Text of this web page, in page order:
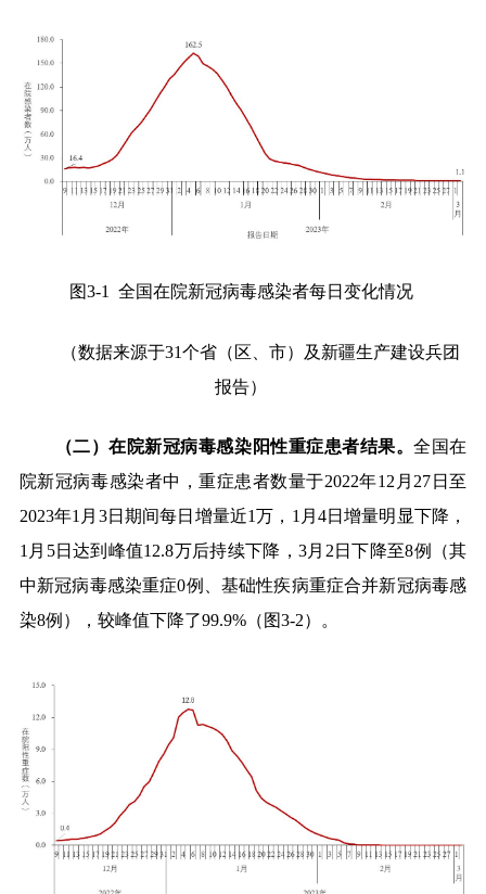
图3-1 全国在院新冠病毒感染者每日变化情况
（数据来源于31个省（区、市）及新疆生产建设兵团
报告）
（二）在院新冠病毒感染阳性重症患者结果。全国在
院新冠病毒感染者中，重症患者数量于2022年12月27 日至
2023年1月 3日期间每日增量近1万， 1月 4日增量明显下降，
1月 5日达到峰值12.8万后持续下降， 3月 2日下降至8例（其
中新冠病毒感染重症0例、基础性疾病重症合并新冠病毒感
染8例），较峰值下降了99.9%（图3-2）。